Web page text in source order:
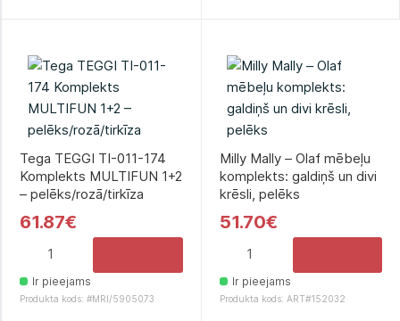
Tega TEGGI TI-011-174
Komplekts MULTIFUN 1+2
– pelēks/rozā/tirkīza
61.87€
Ir pieejams
Produkta kods: #MRI/5905073
Milly Mally – Olaf mēbeļu
komplekts: galdiņš un divi
krēsli, pelēks
51.70€
Ir pieejams
Produkta kods: ART#152032